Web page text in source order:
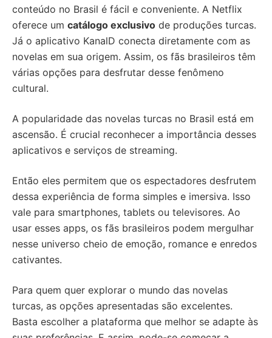
conteúdo no Brasil é fácil e conveniente. A Netflix
oferece um catálogo exclusivo de produções turcas.
Já o aplicativo KanalD conecta diretamente com as
novelas em sua origem. Assim, os fãs brasileiros têm
várias opções para desfrutar desse fenômeno
cultural.
A popularidade das novelas turcas no Brasil está em
ascensão. É crucial reconhecer a importância desses
aplicativos e serviços de streaming.
Então eles permitem que os espectadores desfrutem
dessa experiência de forma simples e imersiva. Isso
vale para smartphones, tablets ou televisores. Ao
usar esses apps, os fãs brasileiros podem mergulhar
nesse universo cheio de emoção, romance e enredos
cativantes.
Para quem quer explorar o mundo das novelas
turcas, as opções apresentadas são excelentes.
Basta escolher a plataforma que melhor se adapte às